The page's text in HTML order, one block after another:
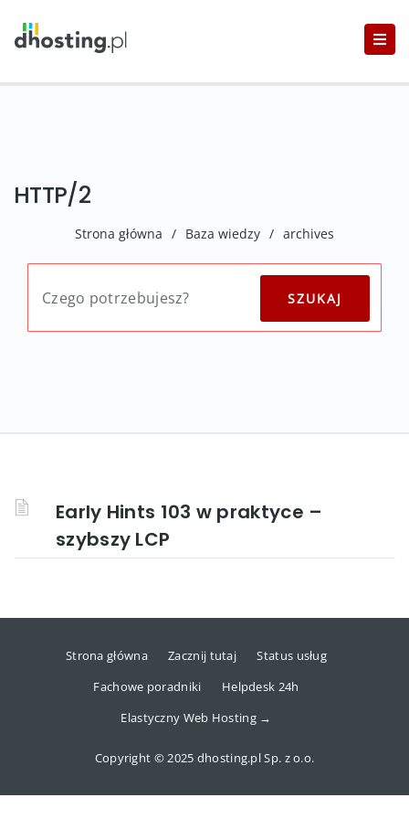
HTTP/2
Strona główna / Baza wiedzy / archives
Early Hints 103 w praktyce –
szybszy LCP
Strona główna Zacznij tutaj
Status usług
Fachowe poradniki
Helpdesk 24h
Elastyczny Web Hosting →
Copyright © 2025 dhosting.pl Sp. z o.o.